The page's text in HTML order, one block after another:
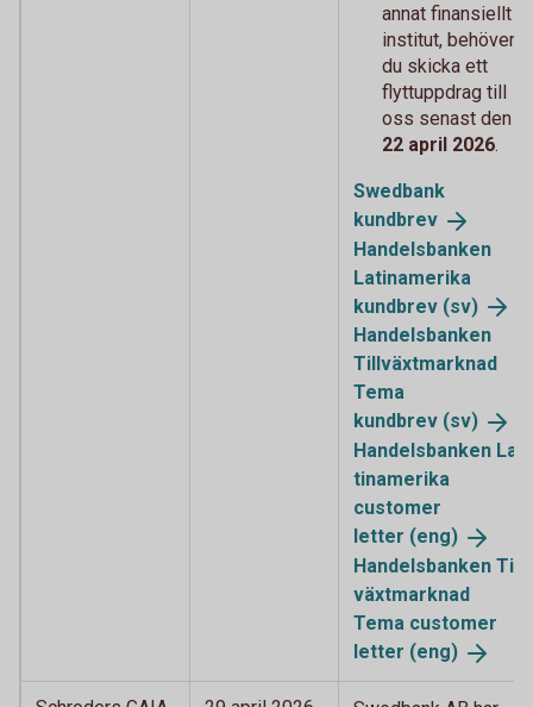
annat finansiellt
institut, behöver
du skicka ett
flyttuppdrag till
oss senast den
22 april 2026.
Swedbank
kundbrev
Handelsbanken
Latinamerika
kundbrev (sv)
Handelsbanken
Tillväxtmarknad
Tema
kundbrev (sv)
Handelsbanken La
tinamerika
customer
letter (eng)
Handelsbanken Till
växtmarknad
Tema customer
letter (eng)